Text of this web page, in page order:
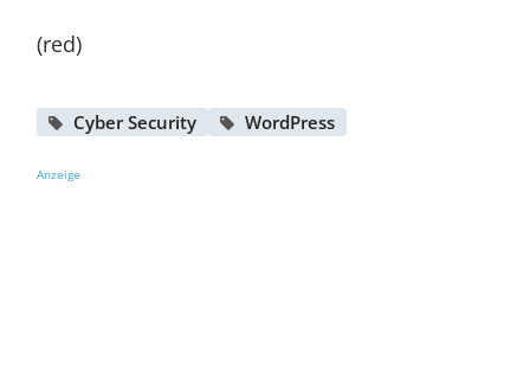
(red)
Cyber Security WordPress
Anzeige